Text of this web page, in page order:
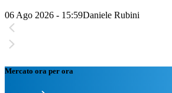
06 Ago 2026 - 15:59Daniele Rubini
Mercato ora per ora